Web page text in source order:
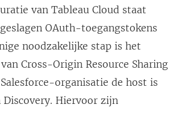
van Tableau Cloud staat
OAuth-toegangstokens
noodzakelijke stap is het
Cross-Origin Resource Sharing
Salesforce-organisatie de host is
Hiervoor zijn